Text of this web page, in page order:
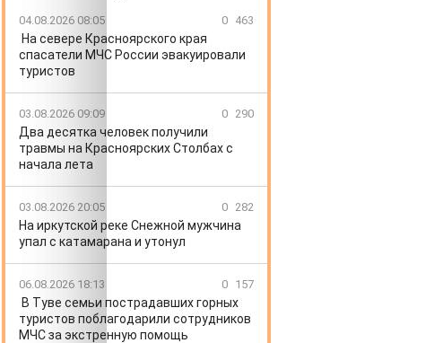
04.08.2026 08:05 0 463
На севере Красноярского края
спасатели МЧС России эвакуировали
туристов
03.08.2026 09:09 0 290
Два десятка человек получили
травмы на Красноярских Столбах с
начала лета
03.08.2026 20:05 0 282
На иркутской реке Снежной мужчина
упал с катамарана и утонул
06.08.2026 18:13 0 157
В Туве семьи пострадавших горных
туристов поблагодарили сотрудников
МЧС за экстренную помощь